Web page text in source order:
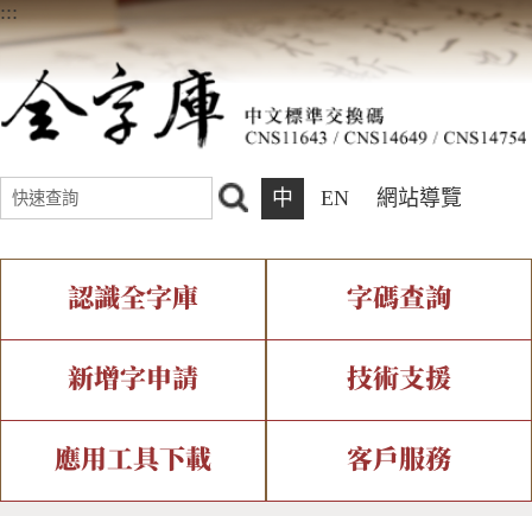
:::
中 EN 網站導覽
認識全字庫
全字庫介紹 全字庫現況
中文碼介紹 專有名詞介紹
字碼查詢
IDS查詢 部件查詢
複合查詢 注音查詢
新增字申請
新字申請處理流程
技術支援
字形即時顯示 造字解決方案
應用工具下載 客戶服務